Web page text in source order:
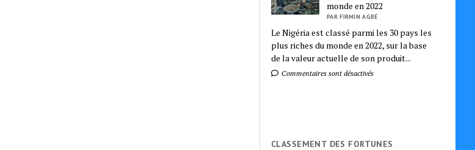
monde en 2022
PAR FIRMIN AGBÉ
Le Nigéria est classé parmi les 30 pays les
plus riches du monde en 2022, sur la base
de la valeur actuelle de son produit...
Commentaires sont désactivés
CLASSEMENT DES FORTUNES